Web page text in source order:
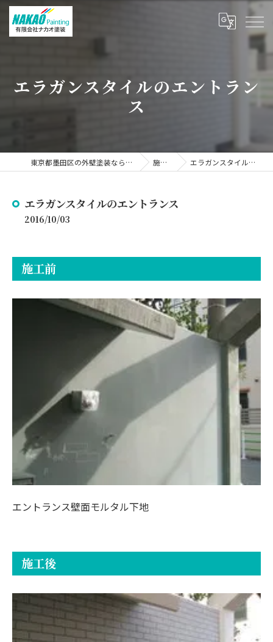
エラガンスタイルのエントラン
ス
東京都墨田区の外壁塗装なら有限会社ナカオ塗装 施工事例 エラガンスタイルのエントランス
エラガンスタイルのエントランス
2016/10/03
施工前
エントランス壁面モルタル下地
施工後